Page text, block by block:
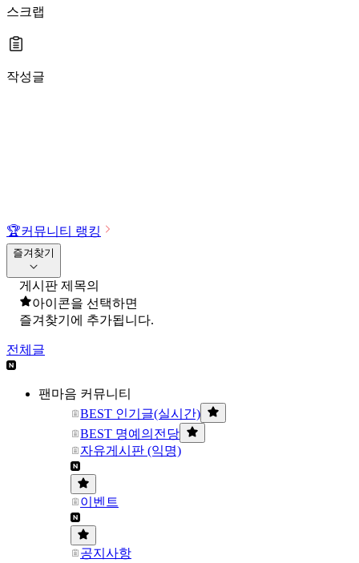
스크랩
작성글
🏆커뮤니티 랭킹
즐겨찾기
게시판 제목의
아이콘을 선택하면
즐겨찾기에 추가됩니다.
전체글
팬마음 커뮤니티
BEST 인기글(실시간)
BEST 명예의전당
자유게시판 (익명)
이벤트
공지사항